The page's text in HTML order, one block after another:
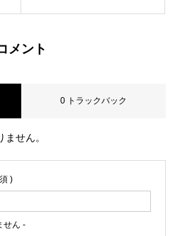
メント
0 トラックバック
せん。
)
せん -